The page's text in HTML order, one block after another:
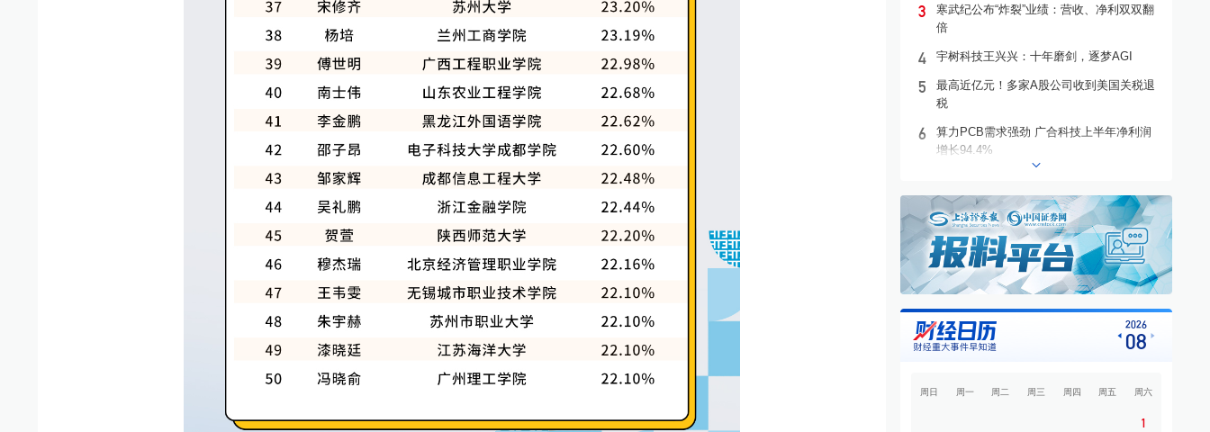
3
寒武纪公布“炸裂”业绩：营收、净利双双翻
倍
4 宇树科技王兴兴：十年磨剑，逐梦AGI
5
最高近亿元！多家A股公司收到美国关税退
税
6
算力PCB需求强劲 广合科技上半年净利润
增长94.4%
解水务行业智能化转型难题
8
8.22亿股划转收官 京东方完成国资内部股权
归集
9 国泰君安国际拟私有化退市
2026
08
周日 周一 周二 周三 周四 周五 周六
1